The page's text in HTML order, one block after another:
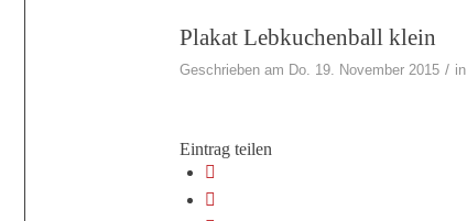
Plakat Lebkuchenball klein
Geschrieben am Do. 19. November 2015 / in
Eintrag teilen